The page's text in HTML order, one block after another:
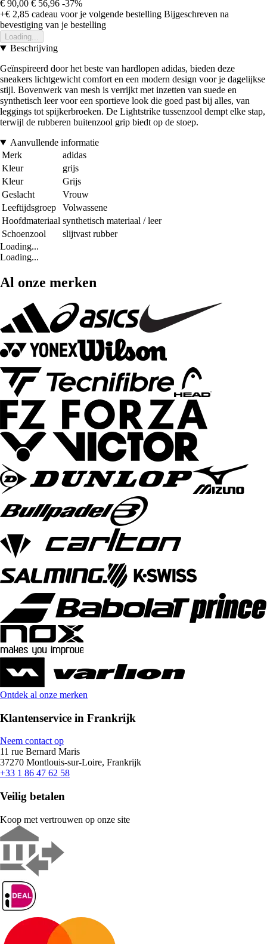
€ 90,00 € 56,96 -37%
+€ 2,85 cadeau voor je volgende bestelling Bijgeschreven na
bevestiging van je bestelling
Loading...
Beschrijving
Geïnspireerd door het beste van hardlopen adidas, bieden deze
sneakers lichtgewicht comfort en een modern design voor je dagelijkse
stijl. Bovenwerk van mesh is verrijkt met inzetten van suede en
synthetisch leer voor een sportieve look die goed past bij alles, van
leggings tot spijkerbroeken. De Lightstrike tussenzool dempt elke stap,
terwijl de rubberen buitenzool grip biedt op de stoep.
Aanvullende informatie
Merk
adidas
Kleur
grijs
Kleur
Grijs
Geslacht
Vrouw
Leeftijdsgroep
Volwassene
Hoofdmateriaal synthetisch materiaal / leer
Schoenzool
slijtvast rubber
Loading...
Loading...
Al onze merken
Ontdek al onze merken
Klantenservice in Frankrijk
Neem contact op
11 rue Bernard Maris
37270 Montlouis-sur-Loire, Frankrijk
+33 1 86 47 62 58
Veilig betalen
Koop met vertrouwen op onze site